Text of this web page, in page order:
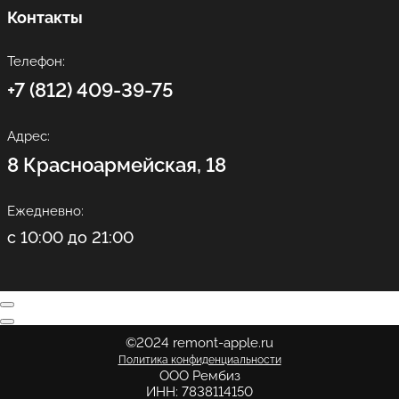
Контакты
Телефон:
+7 (812) 409-39-75
Адрес:
8 Красноармейская, 18
Ежедневно:
с 10:00 до 21:00
©2024 remont-apple.ru
Политика конфиденциальности
ООО Рембиз
ИНН: 7838114150